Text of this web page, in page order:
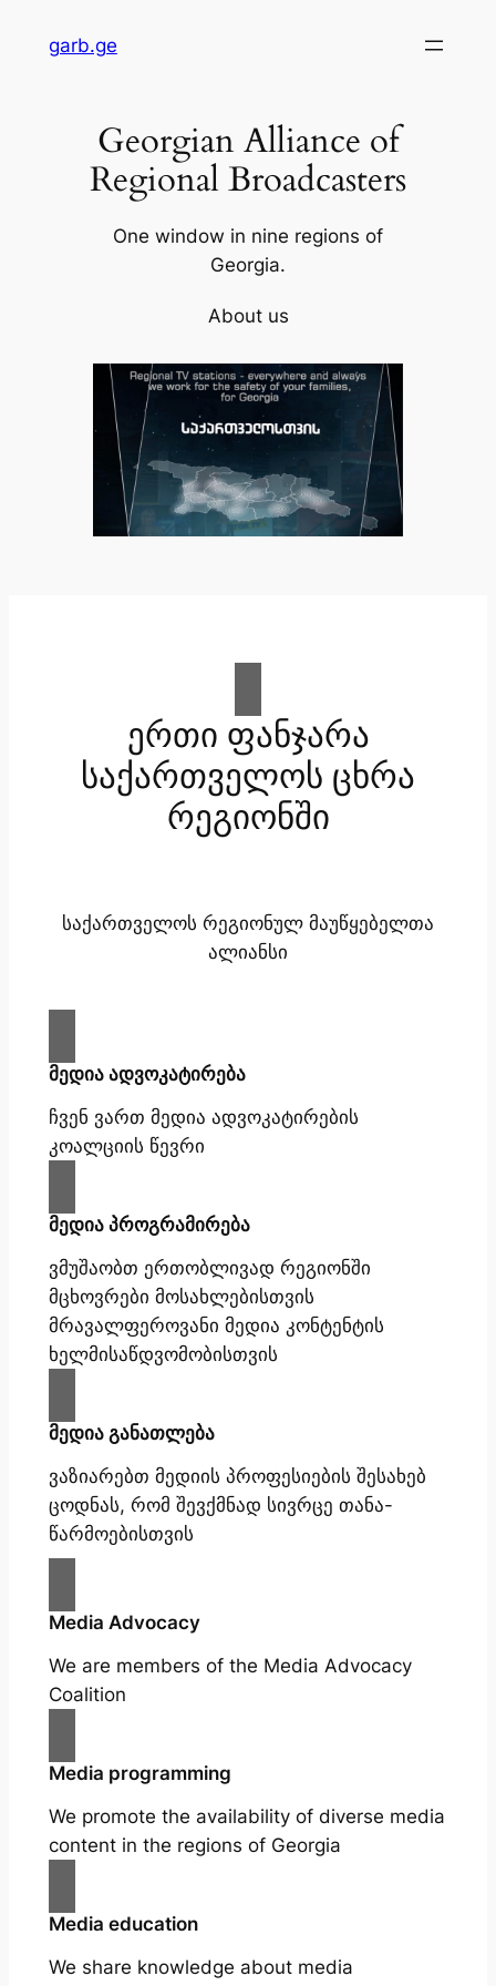
garb.ge
Georgian Alliance of
Regional Broadcasters
One window in nine regions of
Georgia.
About us
ერთი ფანჯარა
საქართველოს ცხრა
რეგიონში
საქართველოს რეგიონულ მაუწყებელთა
ალიანსი
მედია ადვოკატირება
ჩვენ ვართ მედია ადვოკატირების
კოალციის წევრი
მედია პროგრამირება
ვმუშაობთ ერთობლივად რეგიონში
მცხოვრები მოსახლებისთვის
მრავალფეროვანი მედია კონტენტის
ხელმისაწდვომობისთვის
მედია განათლება
ვაზიარებთ მედიის პროფესიების შესახებ
ცოდნას, რომ შევქმნად სივრცე თანა-
წარმოებისთვის
Media Advocacy
We are members of the Media Advocacy
Coalition
Media programming
We promote the availability of diverse media
content in the regions of Georgia
Media education
We share knowledge about media